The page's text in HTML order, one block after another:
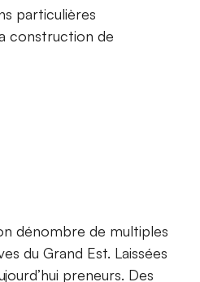
particulières
construction de
dénombre de multiples
du Grand Est. Laissées
preneurs. Des